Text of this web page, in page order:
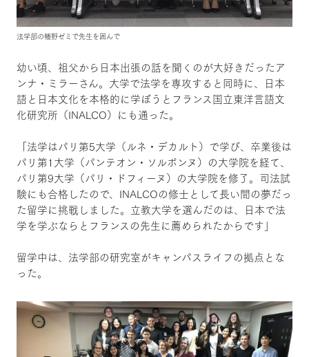
法学部の幡野ゼミで先生を囲んで
幼い頃、祖父から日本出張の話を聞くのが大好きだったア
ンナ・ミラーさん。大学で法学を専攻すると同時に、日本
語と日本文化を本格的に学ぼうとフランス国立東洋言語文
化研究所（INALCO）にも通った。
「法学はパリ第5大学（ルネ・デカルト）で学び、卒業後は
パリ第1大学（パンテオン・ソルボンヌ）の大学院を経て、
パリ第9大学（パリ・ドフィーヌ）の大学院を修了。司法試
験にも合格したので、INALCOの修士として長い間の夢だっ
た留学に挑戦しました。立教大学を選んだのは、日本で法
学を学ぶならとフランスの先生に薦められたからです」
留学中は、法学部の研究室がキャンパスライフの拠点とな
った。